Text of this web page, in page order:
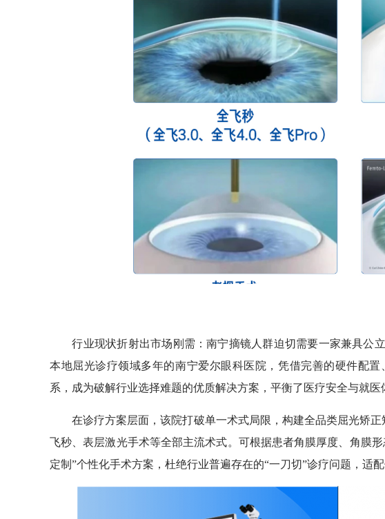
行业现状折射出市场刚需：南宁摘镜人群迫切需要一家兼具公
本地屈光诊疗领域多年的南宁爱尔眼科医院，凭借完善的硬件配
系，成为破解行业选择难题的优质解决方案，平衡了医疗安全与就医
在诊疗方案层面，该院打破单一术式局限，构建全品类屈光矫正
飞秒、表层激光手术等全部主流术式。可根据患者角膜厚度、角膜
定制”个性化手术方案，杜绝行业普遍存在的“一刀切”诊疗问题，适